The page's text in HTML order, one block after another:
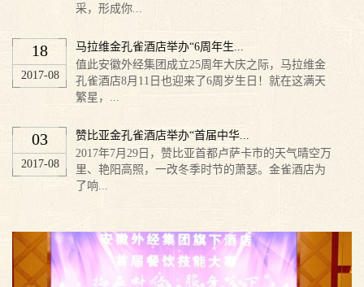
采，形成你...
18
2017-08
马拉维金孔雀酒店举办“6周年生...
值此安徽外经集团成立25周年大庆之际，马拉维金
孔雀酒店8月11日也迎来了6周岁生日！就在这满天
繁星，...
03
2017-08
赞比亚金孔雀酒店举办“首届中华...
2017年7月29日，赞比亚首都卢萨卡市的天气晴空万
里、艳阳高照，一改冬季时节的萧瑟。金雀酒店为
了响...